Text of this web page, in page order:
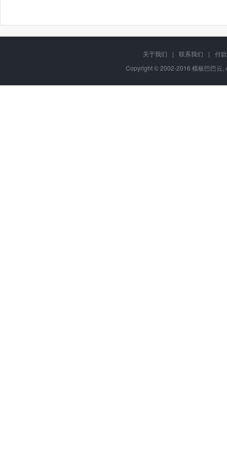
关于我们 | 联系我们 |
付
Copyright © 2002-2016 模板巴巴云